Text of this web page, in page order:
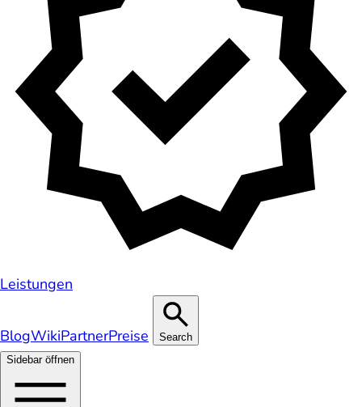
Leistungen
BlogWikiPartnerPreise
Search
Sidebar öffnen